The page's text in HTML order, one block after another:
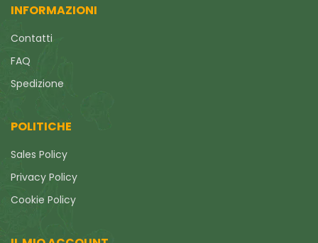
INFORMAZIONI
Contatti
FAQ
Spedizione
POLITICHE
Sales Policy
Privacy Policy
Cookie Policy